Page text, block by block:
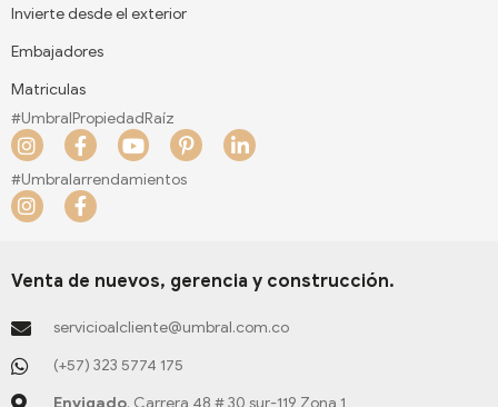
Invierte desde el exterior
Embajadores
Matriculas
#UmbralPropiedadRaíz
I
n
s
t
a
a
F
a
c
e
b
k
f
Y
o
u
P
i
n
s
-
p
L
i
n
i
n
#Umbralarrendamientos
I
n
a
r
a
m
F
a
b
o
k
-
f
Venta de nuevos, gerencia y construcción.
servicioalcliente@umbral.com.co
(+57) 323 5774 175